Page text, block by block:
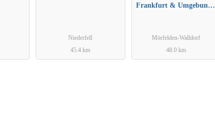
Niederfell
45.4 km
Frankfurt & Umgebung -
Mörfelden-Walldorf
48.0 km